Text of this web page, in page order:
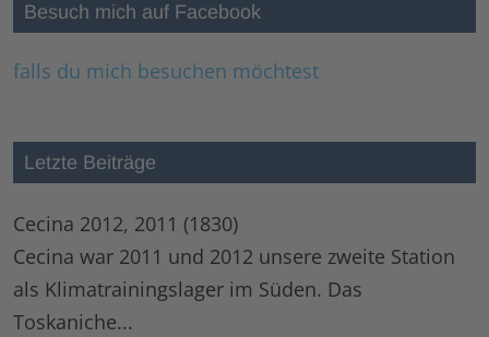
Besuch mich auf Facebook
falls du mich besuchen möchtest
Letzte Beiträge
Cecina 2012, 2011 (1830)
Cecina war 2011 und 2012 unsere zweite Station
als Klimatrainingslager im Süden. Das
Toskaniche...